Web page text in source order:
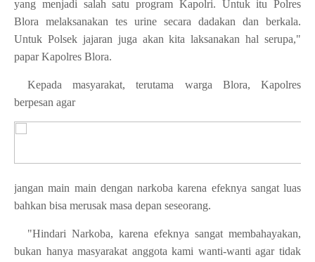
yang menjadi salah satu program Kapolri. Untuk itu Polres
Blora melaksanakan tes urine secara dadakan dan berkala.
Untuk Polsek jajaran juga akan kita laksanakan hal serupa,"
papar Kapolres Blora.
Kepada masyarakat, terutama warga Blora, Kapolres
berpesan agar
jangan main main dengan narkoba karena efeknya sangat luas
bahkan bisa merusak masa depan seseorang.
"Hindari Narkoba, karena efeknya sangat membahayakan,
bukan hanya masyarakat anggota kami wanti-wanti agar tidak